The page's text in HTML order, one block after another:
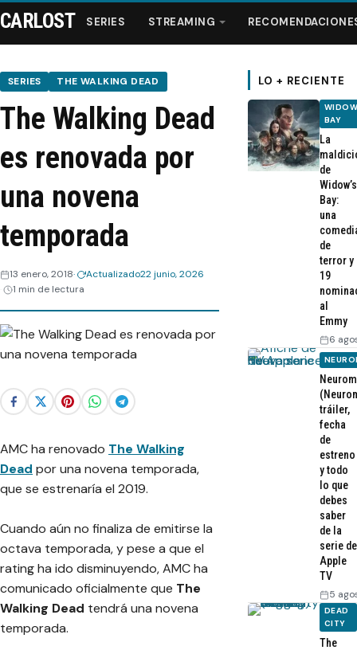
Series
Streaming
Recomendaciones
Videos
Webisodios
CARLOST SERIES STREAMING
SERIES THE WALKING DEAD
The Walking Dead
es renovada por
una novena
temporada
13 enero, 2018 Actualizado22 junio, 2026
1 min de lectura
AMC ha renovado The Walking
Dead por una novena temporada,
que se estrenaría el 2019.
Cuando aún no finaliza de emitirse la
octava temporada, y pese a que el
rating ha ido disminuyendo, AMC ha
comunicado oficialmente que The
Walking Dead tendrá una novena
temporada.
LO + RECIENTE
BAY
La
de
Widow’s
Bay:
una
de
terror y
19
al
Emmy
6
tráiler,
fecha
de
estreno
y todo
lo que
debes
saber
de la
serie de
Apple
TV
5
DEAD
CITY
The